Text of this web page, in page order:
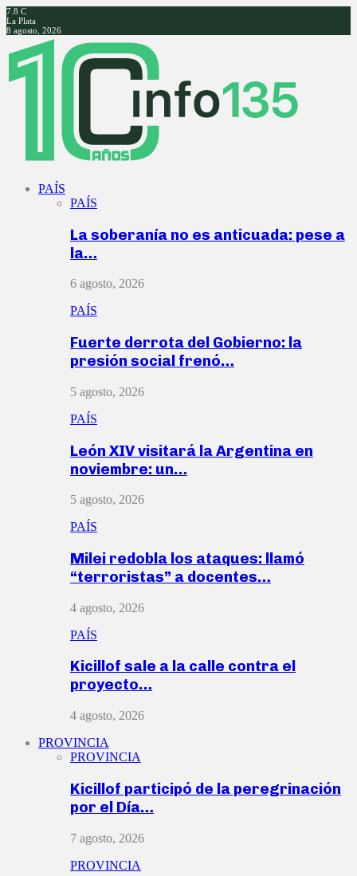
7.8 C
La Plata
8 agosto, 2026
Facebook
Twitter
Instagram
Youtube
PAÍS
PAÍS
La soberanía no es anticuada: pese a
la…
6 agosto, 2026
PAÍS
Fuerte derrota del Gobierno: la
presión social frenó…
5 agosto, 2026
PAÍS
León XIV visitará la Argentina en
noviembre: un…
5 agosto, 2026
PAÍS
Milei redobla los ataques: llamó
“terroristas” a docentes…
4 agosto, 2026
PAÍS
Kicillof sale a la calle contra el
proyecto…
4 agosto, 2026
PROVINCIA
PROVINCIA
Kicillof participó de la peregrinación
por el Día…
7 agosto, 2026
PROVINCIA